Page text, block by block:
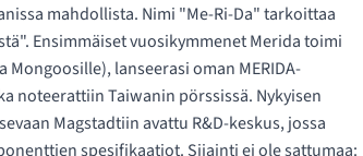
mahdollista. Nimi "Me-Ri-Da" tarkoittaa
Ensimmäiset vuosikymmenet Merida toimi
lanseerasi oman MERIDA-
noteerattiin Taiwanin pörssissä. Nykyisen
Magstadtiin avattu R&D-keskus, jossa
spesifikaatiot. Sijainti ei ole sattumaa: